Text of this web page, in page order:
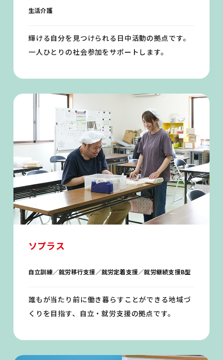
生活介護
輝ける自分を見つけられる日中活動の拠点です。
一人ひとりの社会参加をサポートします。
ソプラス
自立訓練／就労移行支援／就労定着支援／就労継続支援B型
誰もが当たり前に働き暮らすことができる地域づ
くりを目指す、自立・就労支援の拠点です。